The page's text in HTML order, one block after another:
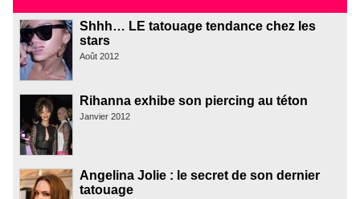
Shhh… LE tatouage tendance chez les
stars
Août 2012
Rihanna exhibe son piercing au téton
Janvier 2012
Angelina Jolie : le secret de son dernier
tatouage